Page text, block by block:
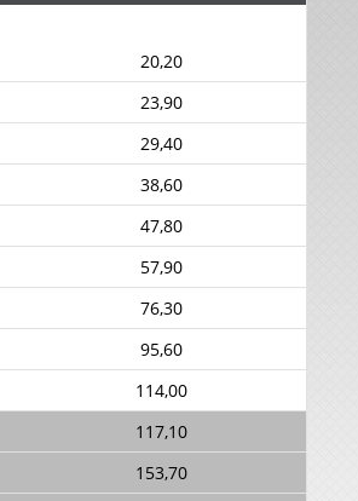
20,20
23,90
29,40
38,60
47,80
57,90
76,30
95,60
114,00
117,10
153,70